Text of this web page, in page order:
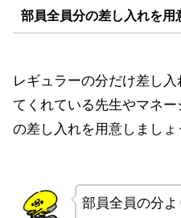
部員全員分の差し入れを用
レギュラーの分だけ差し
てくれている先生やマネ
の差し入れを用意しましょ
部員全員の分